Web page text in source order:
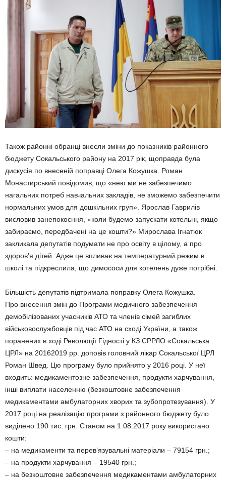
Також районні обранці внесли зміни до показників районного
бюджету Сокальського району на 2017 рік, щоправда була
дискусія по внесеній поправці Олега Кожушка. Роман
Монастирський повідомив, що «нею ми не забезпечимо
нагальних потреб навчальних закладів, не зможемо забезпечити
нормальних умов для дошкільних груп». Ярослав Гаврилів
висловив занепокоєння, «коли будемо запускати котельні, якщо
забираємо, передбачені на це кошти?» Мирослава Ігнатюк
закликала депутатів подумати не про освіту в цілому, а про
здоров’я дітей. Адже це впливає на температурний режим в
школі та підкреслила, що димососи для котелень дуже потрібні.
Більшість депутатів підтримала поправку Олега Кожушка.
Про внесення змін до Програми медичного забезпечення
демобілізованих учасників АТО та членів сімей загиблих
військовослужбовців під час АТО на сході України, а також
поранених в ході Революції Гідності у КЗ СРРЛО «Сокальська
ЦРЛ» на 20162019 рр. доповів головний лікар Сокальської ЦРЛ
Роман Швед. Цю програму було прийнято у 2016 році. У неї
входить: медикаментозне забезпечення, продукти харчування,
інші виплати населенню (безкоштовне забезпечення
медикаментами амбулаторних хворих та зубопротезування). У
2017 році на реалізацію програми з районного бюджету було
виділено 190 тис. грн. Станом на 1.08.2017 року використано
кошти:
– на медикаменти та перев’язувальні матеріали – 79154 грн.;
– на продукти харчування – 19540 грн.;
– на безкоштовне забезпечення медикаментами амбулаторних